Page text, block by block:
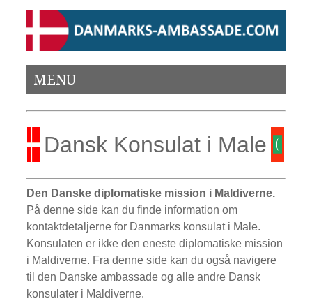
MENU
Dansk Konsulat i Male
Den Danske diplomatiske mission i Maldiverne.
På denne side kan du finde information om
kontaktdetaljerne for Danmarks konsulat i Male.
Konsulaten er ikke den eneste diplomatiske mission
i Maldiverne. Fra denne side kan du også navigere
til den Danske ambassade og alle andre Dansk
konsulater i Maldiverne.